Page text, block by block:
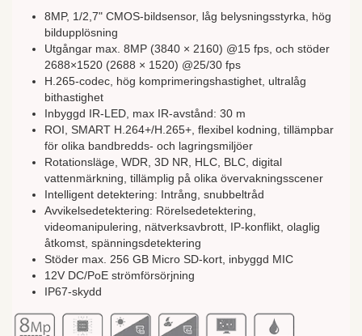
8MP, 1/2,7" CMOS-bildsensor, låg belysningsstyrka, hög
bildupplösning
Utgångar max. 8MP (3840 × 2160) @15 fps, och stöder
2688×1520 (2688 × 1520) @25/30 fps
H.265-codec, hög komprimeringshastighet, ultralåg
bithastighet
Inbyggd IR-LED, max IR-avstånd: 30 m
ROI, SMART H.264+/H.265+, flexibel kodning, tillämpbar
för olika bandbredds- och lagringsmiljöer
Rotationsläge, WDR, 3D NR, HLC, BLC, digital
vattenmärkning, tillämplig på olika övervakningsscener
Intelligent detektering: Intrång, snubbeltråd
Avvikelsedetektering: Rörelsedetektering,
videomanipulering, nätverksavbrott, IP-konflikt, olaglig
åtkomst, spänningsdetektering
Stöder max. 256 GB Micro SD-kort, inbyggd MIC
12V DC/PoE strömförsörjning
IP67-skydd